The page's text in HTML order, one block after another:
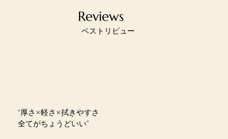
Reviews
​ベストリビュー
“厚さ×軽さ×拭きやすさ
全てがちょうどいい”